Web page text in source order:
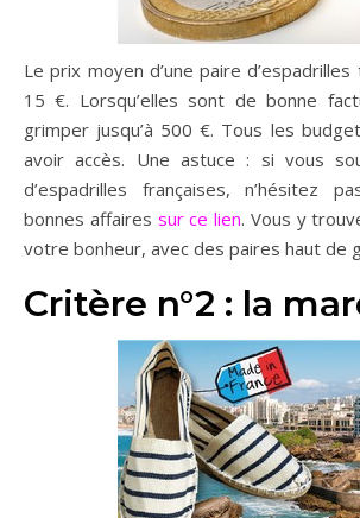
Le prix moyen d’une paire
15 €. Lorsqu’elles sont de bonne
grimper jusqu’à 500 €. Tous les
avoir accès. Une astuce : si vous
d’espadrilles françaises, n’hésitez
bonnes affaires sur ce lien. Vous y
votre bonheur, avec des paires haut de
Critère n°2 : la